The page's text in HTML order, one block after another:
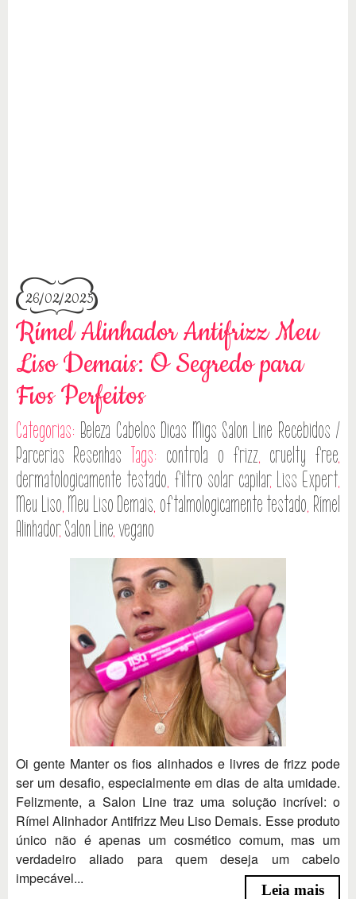
26/02/2025
Rímel Alinhador Antifrizz Meu
Liso Demais: O Segredo para
Fios Perfeitos
Categorias: Beleza Cabelos Dicas Migs Salon Line Recebidos /
Parcerias Resenhas Tags: controla o frizz, cruelty free,
dermatologicamente testado, filtro solar capilar, Liss Expert,
Meu Liso, Meu Liso Demais, oftalmologicamente testado, Rímel
Alinhador,Salon Line,vegano
Oi gente Manter os fios alinhados e livres de frizz pode
ser um desafio, especialmente em dias de alta umidade.
Felizmente, a Salon Line traz uma solução incrível: o
Rímel Alinhador Antifrizz Meu Liso Demais. Esse produto
único não é apenas um cosmético comum, mas um
verdadeiro aliado para quem deseja um cabelo
impecável...
Leia mais